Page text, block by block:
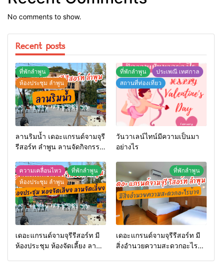
No comments to show.
Recent posts
ที่พักลำพูน
ห้องประชุม ลำพูน
ลานริมน้ำ เดอะแกรนด์จามจุรี
รีสอร์ท ลำพูน ลานจัดกิจกรรม
ที่พักลำพูน
ประเพณี เทศกาล
สถานที่ท่องเที่ยว
วันวาเลน์ไทน์มีความเป็นมา
อย่างไร
ความเคลื่อนไหว
ที่พักลำพูน
ห้องประชุม ลำพูน
เดอะแกรนด์จามจุรีรีสอร์ท มี
ห้องประชุม ห้องจัดเลี้ยง ลาน
ที่พักลำพูน
เดอะแกรนด์จามจุรีรีสอร์ท มี
สิ่งอำนวยความสะดวกอะไร